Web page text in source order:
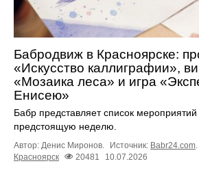
Бабродвиж в Красноярске:
«Искусство каллиграфии»,
«Мозаика леса» и игра
Енисею»
Бабр представляет список
предстоящую неделю.
Автор: Денис Миронов. Источник: Babr24.com
Красноярск
20481 10.07.2026